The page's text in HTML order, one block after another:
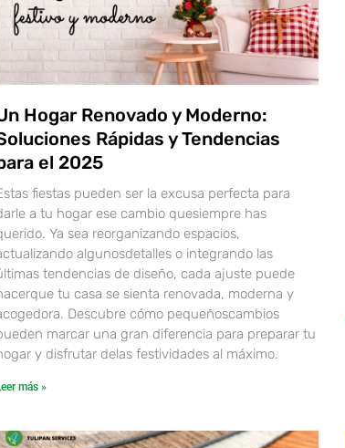
Hogar Renovado y Moderno:
Rápidas y Tendencias
el 2025
fiestas pueden ser la excusa perfecta para
a tu hogar ese cambio quesiempre has
Ya sea reorganizando espacios,
algunosdetalles o integrando las
tendencias de diseño, cada ajuste puede
tu casa se sienta renovada, moderna y
Descubre cómo pequeñoscambios
marcar una gran diferencia para preparar tu
y disfrutar delas festividades al máximo.
más »